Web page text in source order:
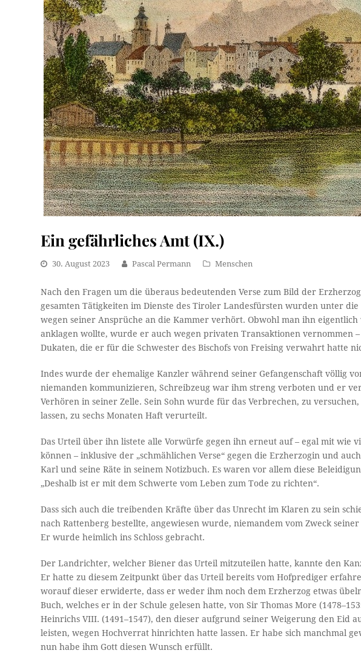
Ein gefährliches Amt (IX.)
30. August 2023 Pascal Permann Menschen
Nach den Fragen um die überaus bedeutenden Verse zum Bild der
gesamten Tätigkeiten im Dienste des Tiroler Landesfürsten wurden unter
wegen seiner Ansprüche an die Kammer verhört. Obwohl man ihn eigentlich
anklagen wollte, wurde er auch wegen privaten Transaktionen vernommen
Dukaten, die er für die Schwester des Bischofs von Freising verwahrt hatte
Indes wurde der ehemalige Kanzler während seiner Gefangenschaft völlig
niemanden kommunizieren, Schreibzeug war ihm streng verboten und er
Verhören in seiner Zelle. Sein Sohn wurde für das Verbrechen, zu
lassen, zu sechs Monaten Haft verurteilt.
Das Urteil über ihn listete alle Vorwürfe gegen ihn erneut auf – egal mit wie
können – inklusive der „schmählichen Verse“ gegen die Erzherzogin und
Karl und seine Räte in seinem Notizbuch. Es waren vor allem diese
„Deshalb ist er mit dem Schwerte vom Leben zum Tode zu richten“.
Dass sich auch die treibenden Kräfte über das Unrecht im Klaren zu sein
nach Rattenberg bestellte, angewiesen wurde, niemandem vom Zweck
Er wurde heimlich ins Schloss gebracht.
Der Landrichter, welcher Biener das Urteil mitzuteilen hatte, kannte den
Er hatte zu diesem Zeitpunkt über das Urteil bereits vom Hofprediger
worauf dieser erwiderte, dass er weder ihm noch dem Erzherzog etwas
Buch, welches er in der Schule gelesen hatte, von Sir Thomas More
Heinrichs VIII. (1491–1547), den dieser aufgrund seiner Weigerung den Eid
leisten, wegen Hochverrat hinrichten hatte lassen. Er habe sich manchmal
nun habe ihm Gott diesen Wunsch erfüllt.